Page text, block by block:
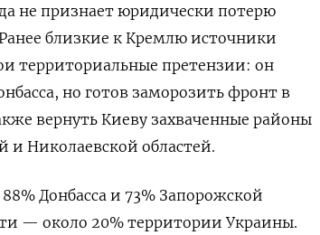
не признает юридически потерю
близкие к Кремлю источники
территориальные претензии: он
но готов заморозить фронт в
вернуть Киеву захваченные районы
и Николаевской областей.
Донбасса и 73% Запорожской
— около 20% территории Украины.